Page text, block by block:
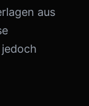
aus